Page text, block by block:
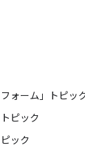
ォーム」トピッ
ピック
ック